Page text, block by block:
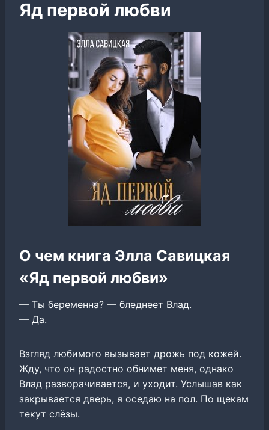
Яд первой любви
О чем книга Элла Савицкая
«Яд первой любви»
— Ты беременна? — бледнеет Влад.
— Да.
Взгляд любимого вызывает дрожь под кожей.
Жду, что он радостно обнимет меня, однако
Влад разворачивается, и уходит. Услышав как
закрывается дверь, я оседаю на пол. По щекам
текут слёзы.